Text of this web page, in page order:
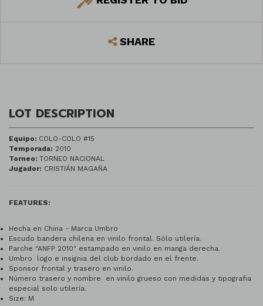
SHARE
LOT DESCRIPTION
Equipo: COLO-COLO #15
Temporada: 2010
Torneo: TORNEO NACIONAL
Jugador: CRISTIÁN MAGAÑA
FEATURES:
Hecha en China - Marca Umbro
Escudo bandera chilena en vinilo frontal. Sólo utilería.
Parche "ANFP 2010" estampado en vinilo en manga derecha.
Umbro logo e insignia del club bordado en el frente.
Sponsor frontal y trasero en vinilo.
Número trasero y nombre en vinilo grueso con medidas y tipografia
especial solo utilería.
Size: M